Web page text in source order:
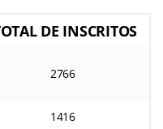
DE INSCRITOS
2766
1416